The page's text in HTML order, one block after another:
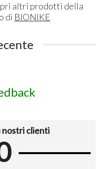
altri prodotti della
o di BIONIKE
nostri clienti